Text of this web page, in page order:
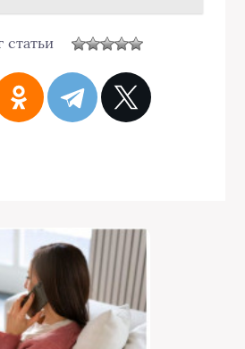
статьи